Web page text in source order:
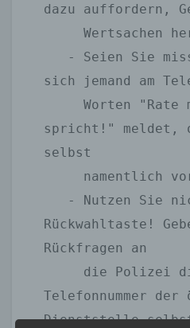
dazu auffordern,
sich jemand am
spricht!" meldet,
selbst
Rückwahltaste!
Rückfragen an
Telefonnummer
Dienststelle